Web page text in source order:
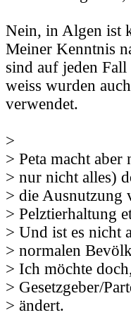
Nein, in Algen ist
Meiner Kenntnis
sind auf jeden
weiss wurden
verwendet.
>
> Peta macht
> nur nicht alles)
> die Ausnutzung
> Pelztierhaltung
> Und ist es nicht
> normalen
> Ich möchte
> Gesetzgeber/
> ändert.